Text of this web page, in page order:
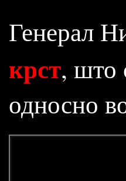
Генерал
крст, што
односно